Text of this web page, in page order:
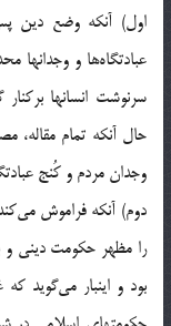
اول) آنکه‌ وضع‌ دین‌
عبادتگاه‌ها و وجدانها
سرنوشت‌ انسانها
حال‌ آنکه‌ تمام‌ مقاله،
وجدان‌ مردم‌ و کُنج‌
دوم) آنکه‌ فراموش‌
را مظهر حکومت‌ دینی‌ و
بود و اینبار می‌گوید